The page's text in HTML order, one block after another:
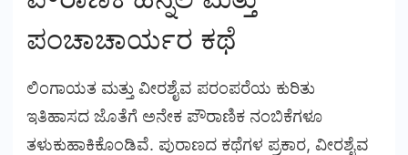
ಪಂಚಾಚಾರ್ಯರ ಕಥೆ
ಲಿಂಗಾಯತ ಮತ್ತು ವೀರಶೈವ ಪರಂಪರೆಯ ಕುರಿತು
ಇತಿಹಾಸದ ಜೊತೆಗೆ ಅನೇಕ ಪೌರಾಣಿಕ ನಂಬಿಕೆಗಳೂ
ತಳುಕುಹಾಕಿಕೊಂಡಿವೆ. ಪುರಾಣದ ಕಥೆಗಳ ಪ್ರಕಾರ, ವೀರಶೈವ